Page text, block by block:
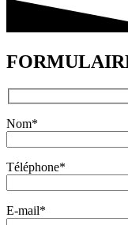
Nom*
Téléphone*
E-mail*